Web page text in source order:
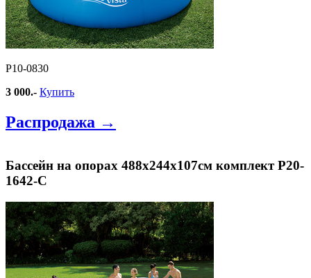
Р10-0830
3 000.- Купить
Распродажа →
Бассейн на опорах 488х244х107см комплект Р20-
1642-С